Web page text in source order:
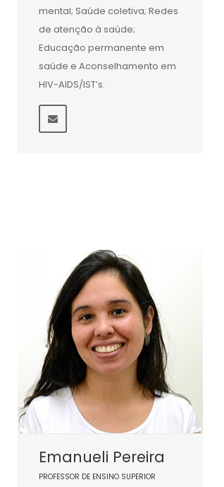
mental; Saúde coletiva; Redes
de atenção à saúde;
Educação permanente em
saúde e Aconselhamento em
HIV-AIDS/IST’s.
Emanueli Pereira
PROFESSOR DE ENSINO SUPERIOR